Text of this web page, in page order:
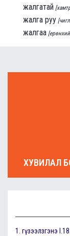
жалгатай
жалга руу
жалгаа
ХУВИЛАЛ
1. гүзээлзгэнэ